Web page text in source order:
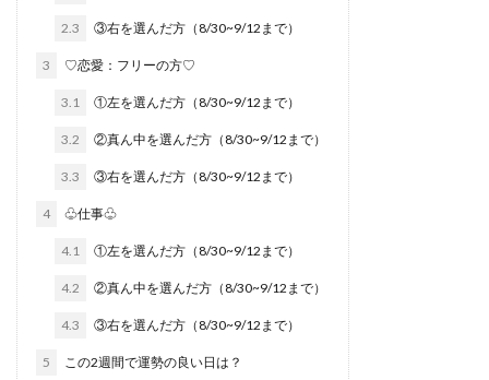
2.3 ③右を選んだ方（8/30~9/12まで）
3 ♡恋愛：フリーの方♡
3.1 ①左を選んだ方（8/30~9/12まで）
3.2 ②真ん中を選んだ方（8/30~9/12まで）
3.3 ③右を選んだ方（8/30~9/12まで）
4 ♧仕事♧
4.1 ①左を選んだ方（8/30~9/12まで）
4.2 ②真ん中を選んだ方（8/30~9/12まで）
4.3 ③右を選んだ方（8/30~9/12まで）
5 この2週間で運勢の良い日は？